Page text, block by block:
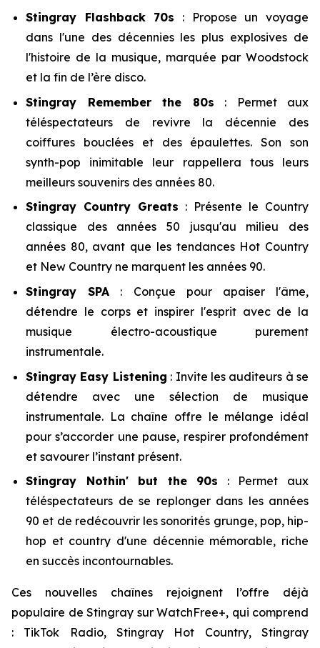
Stingray Flashback 70s : Propose un voyage
dans l'une des décennies les plus explosives de
l'histoire de la musique, marquée par Woodstock
et la fin de l’ère disco.
Stingray Remember the 80s : Permet aux
téléspectateurs de revivre la décennie des
coiffures bouclées et des épaulettes. Son son
synth-pop inimitable leur rappellera tous leurs
meilleurs souvenirs des années 80.
Stingray Country Greats : Présente le Country
classique des années 50 jusqu'au milieu des
années 80, avant que les tendances Hot Country
et New Country ne marquent les années 90.
Stingray SPA : Conçue pour apaiser l'âme,
détendre le corps et inspirer l'esprit avec de la
musique électro-acoustique purement
instrumentale.
Stingray Easy Listening : Invite les auditeurs à se
détendre avec une sélection de musique
instrumentale. La chaîne offre le mélange idéal
pour s’accorder une pause, respirer profondément
et savourer l’instant présent.
Stingray Nothin' but the 90s : Permet aux
téléspectateurs de se replonger dans les années
90 et de redécouvrir les sonorités grunge, pop, hip-
hop et country d'une décennie mémorable, riche
en succès incontournables.
Ces nouvelles chaînes rejoignent l’offre déjà
populaire de Stingray sur WatchFree+, qui comprend
: TikTok Radio, Stingray Hot Country, Stingray